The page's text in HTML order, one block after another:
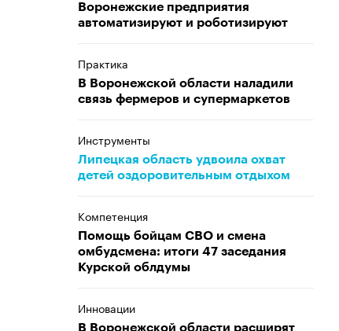
Воронежские предприятия
автоматизируют и роботизируют
Практика
В Воронежской области наладили
связь фермеров и супермаркетов
Инструменты
Липецкая область удвоила охват
детей оздоровительным отдыхом
Компетенция
Помощь бойцам СВО и смена
омбудсмена: итоги 47 заседания
Курской облдумы
Инновации
В Воронежской области расширят